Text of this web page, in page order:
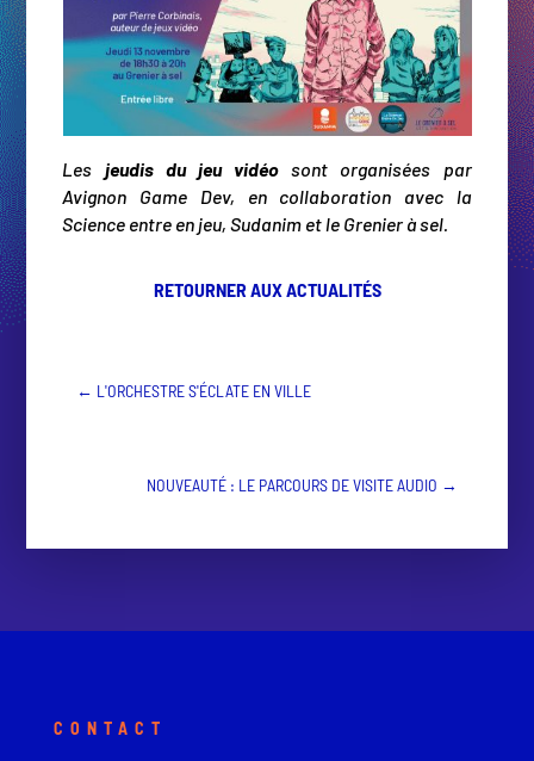
Les jeudis du jeu vidéo sont organisées par
Avignon Game Dev, en collaboration avec la
Science entre en jeu, Sudanim et le Grenier à sel.
RETOURNER AUX ACTUALITÉS
← L'ORCHESTRE S'ÉCLATE EN VILLE
NOUVEAUTÉ : LE PARCOURS DE VISITE AUDIO →
CONTACT